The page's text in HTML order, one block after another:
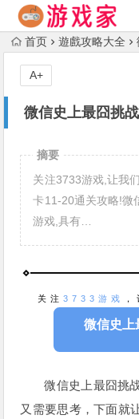
首页 遊戲攻略大全
微信史上最囧挑
A+
摘要
关注3733游戏,让我
卡11-20通关攻略!微
游戏,具有…
关注3733游戏
微信史上
微信史上最囧挑
又需要思考，下面就